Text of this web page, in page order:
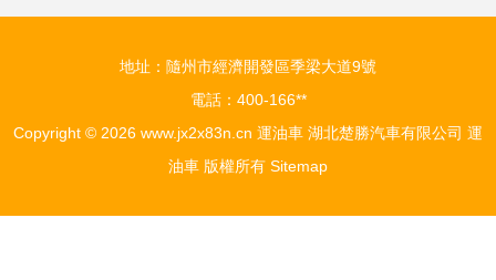
地址：隨州市經濟開發區季梁大道9號
電話：400-166**
Copyright © 2026 www.jx2x83n.cn 運油車 湖北楚勝汽車有限公司 運
油車 版權所有 Sitemap